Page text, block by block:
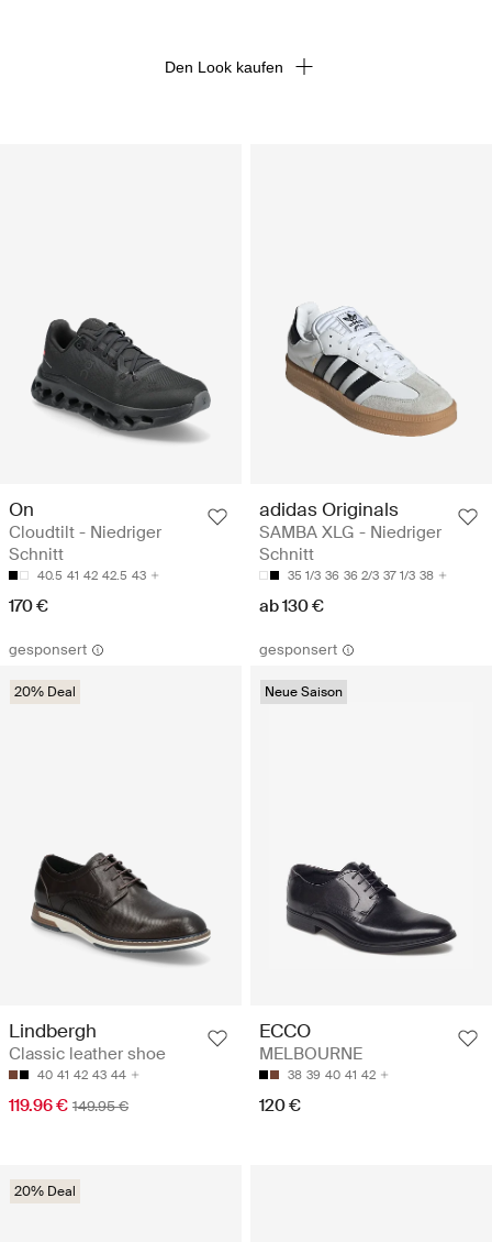
On
Cloudtilt - Niedriger
Schnitt
40.5 41 42 42.5 43
170 €
adidas Originals
SAMBA XLG - Niedriger
Schnitt
35 1/3 36 36 2/3 37 1/3 38
ab 130 €
gesponsert
20% Deal
Lindbergh
Classic leather shoe
40 41 42 43 44
119.96 € 149.95 €
gesponsert
Neue Saison
ECCO
MELBOURNE
38 39 40 41 42
120 €
20% Deal
Den Look kaufen